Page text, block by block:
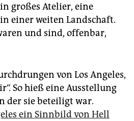
großes Atelier, eine
einer weiten Landschaft.
und sind, offenbar,
von Los Angeles,
So hieß eine Ausstellung
der sie beteiligt war.
ein Sinnbild von Hell